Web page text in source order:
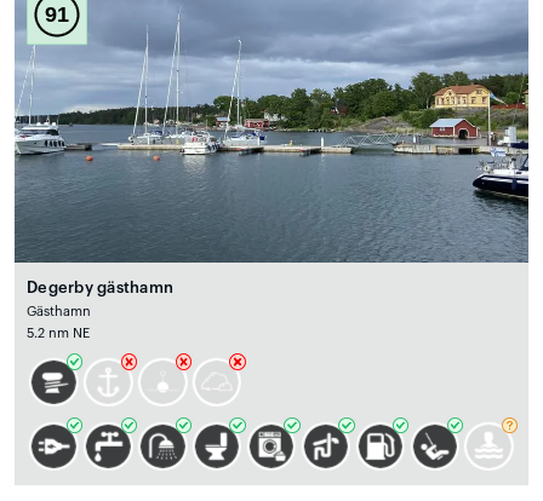
91
Degerby gästhamn
Gästhamn
5.2 nm NE